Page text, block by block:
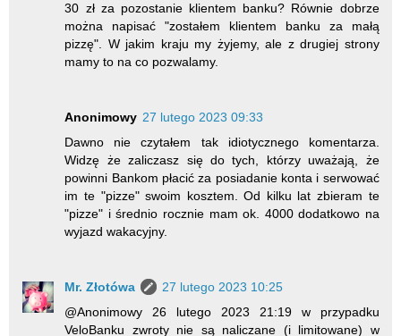
30 zł za pozostanie klientem banku? Równie dobrze
można napisać "zostałem klientem banku za małą
pizzę". W jakim kraju my żyjemy, ale z drugiej strony
mamy to na co pozwalamy.
Anonimowy 27 lutego 2023 09:33
Dawno nie czytałem tak idiotycznego komentarza.
Widzę że zaliczasz się do tych, którzy uważają, że
powinni Bankom płacić za posiadanie konta i serwować
im te "pizze" swoim kosztem. Od kilku lat zbieram te
"pizze" i średnio rocznie mam ok. 4000 dodatkowo na
wyjazd wakacyjny.
Mr. Złotówa
27 lutego 2023 10:25
@Anonimowy 26 lutego 2023 21:19 w przypadku
VeloBanku zwroty nie są naliczane (i limitowane) w